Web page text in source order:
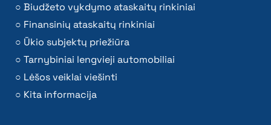
Biudžeto vykdymo ataskaitų rinkiniai
Finansinių ataskaitų rinkiniai
Ūkio subjektų priežiūra
Tarnybiniai lengvieji automobiliai
Lėšos veiklai viešinti
Kita informacija